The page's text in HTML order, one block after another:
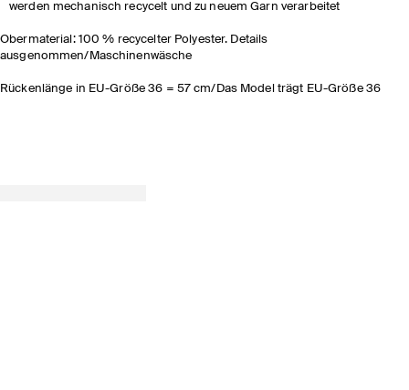
werden mechanisch recycelt und zu neuem Garn verarbeitet
Obermaterial: 100 % recycelter Polyester. Details
ausgenommen/Maschinenwäsche
Rückenlänge in EU-Größe 36 = 57 cm/Das Model trägt EU-Größe 36